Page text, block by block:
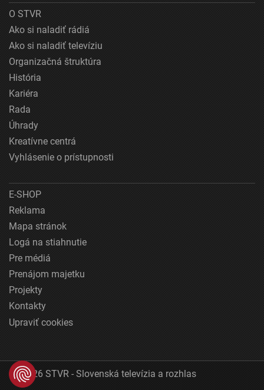
O STVR
Ako si naladiť rádiá
Ako si naladiť televíziu
Organizačná štruktúra
História
Kariéra
Rada
Úhrady
Kreatívne centrá
Vyhlásenie o prístupnosti
E-SHOP
Reklama
Mapa stránok
Logá na stiahnutie
Pre médiá
Prenájom majetku
Projekty
Kontakty
Upraviť cookies
© 2026 STVR - Slovenská televízia a rozhlas